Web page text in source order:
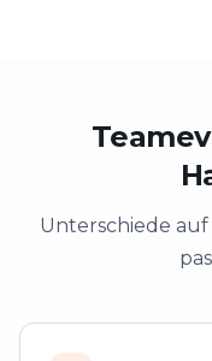
Unterschiede